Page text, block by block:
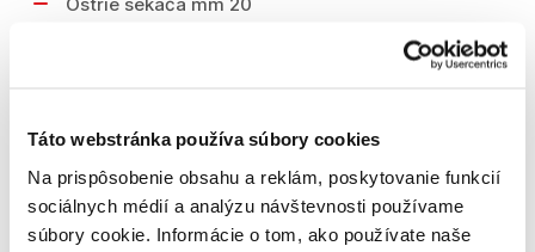
Táto webstránka používa súbory cookies
Na prispôsobenie obsahu a reklám, poskytovanie funkcií
sociálnych médií a analýzu návštevnosti používame
súbory cookie. Informácie o tom, ako používate naše
Obsah balenia 1 ks
Podobné produkty